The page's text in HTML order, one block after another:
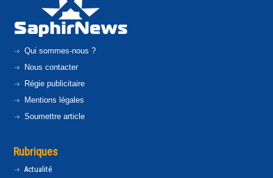
Qui sommes-nous ?
Nous contacter
Régie publicitaire
Mentions légales
Soumettre article
Rubriques
Actualité